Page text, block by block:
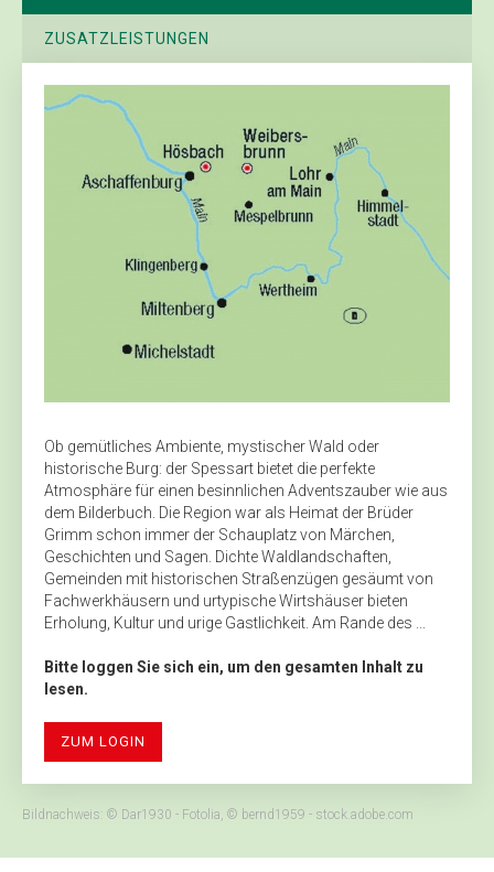
ZUSATZLEISTUNGEN
Ob gemütliches Ambiente, mystischer Wald oder
historische Burg: der Spessart bietet die perfekte
Atmosphäre für einen besinnlichen Adventszauber wie aus
dem Bilderbuch. Die Region war als Heimat der Brüder
Grimm schon immer der Schauplatz von Märchen,
Geschichten und Sagen. Dichte Waldlandschaften,
Gemeinden mit historischen Straßenzügen gesäumt von
Fachwerkhäusern und urtypische Wirtshäuser bieten
Erholung, Kultur und urige Gastlichkeit. Am Rande des ...
Bitte loggen Sie sich ein, um den gesamten Inhalt zu
lesen.
ZUM LOGIN
Bildnachweis: © Dar1930 - Fotolia, © bernd1959 - stock.adobe.com